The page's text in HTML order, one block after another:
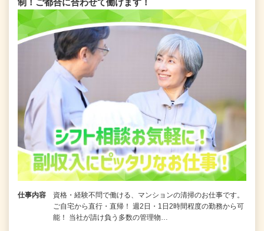
制！ご都合に合わせて働けます！
仕事内容
資格・経験不問で働ける、マンションの清掃のお仕事です。
ご自宅から直行・直帰！ 週2日・1日2時間程度の勤務から可
能！ 当社が請け負う多数の管理物…